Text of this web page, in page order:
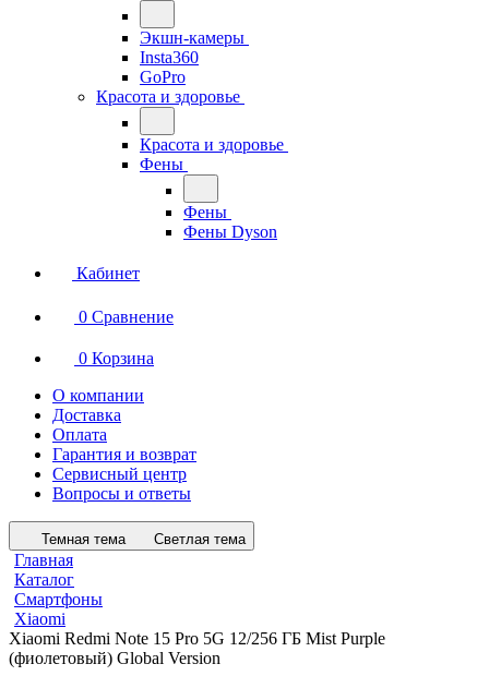
Экшн-камеры
Insta360
GoPro
Красота и здоровье
Красота и здоровье
Фены
Фены
Фены Dyson
Кабинет
0 Сравнение
0 Корзина
О компании
Доставка
Оплата
Гарантия и возврат
Сервисный центр
Вопросы и ответы
Темная тема Светлая тема
Главная
Каталог
Смартфоны
Xiaomi
Xiaomi Redmi Note 15 Pro 5G 12/256 ГБ Mist Purple
(фиолетовый) Global Version